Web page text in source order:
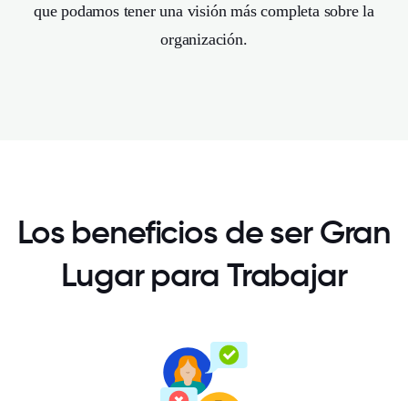
que podamos tener una visión más completa sobre la
organización.
Los beneficios de ser Gran
Lugar para Trabajar